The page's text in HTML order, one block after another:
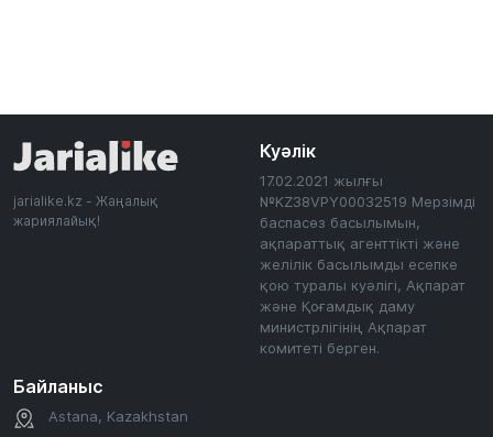
jarialike.kz - Жаңалық
жариялайық!
Куәлік
17.02.2021 жылғы
№KZ38VPY00032519 Мерзімді
баспасөз басылымын,
ақпараттық агенттікті және
желілік басылымды есепке
қою туралы куәлігі, Ақпарат
және Қоғамдық даму
министрлігінің Ақпарат
комитеті берген.
Байланыс
Astana, Kazakhstan